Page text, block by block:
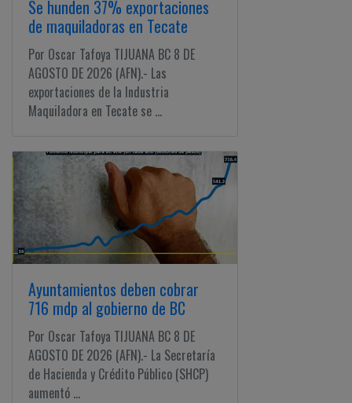
Se hunden 37% exportaciones
de maquiladoras en Tecate
Por Oscar Tafoya TIJUANA BC 8 DE
AGOSTO DE 2026 (AFN).- Las
exportaciones de la Industria
Maquiladora en Tecate se ...
Ayuntamientos deben cobrar
716 mdp al gobierno de BC
Por Oscar Tafoya TIJUANA BC 8 DE
AGOSTO DE 2026 (AFN).- La Secretaría
de Hacienda y Crédito Público (SHCP)
aumentó ...